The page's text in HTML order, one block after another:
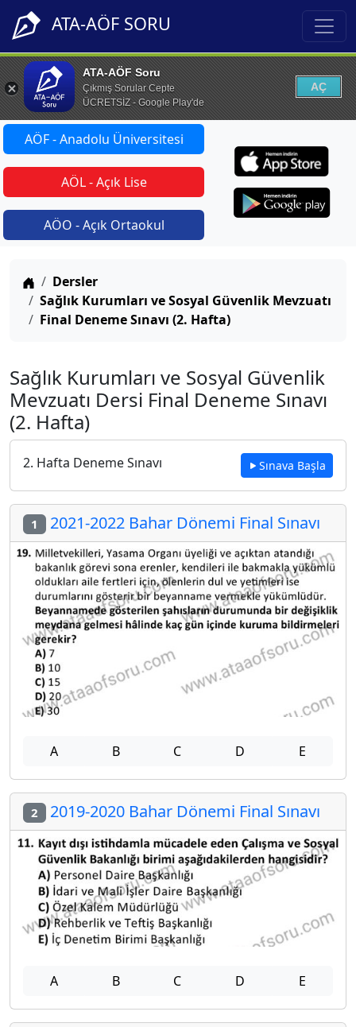
ATA-AÖF SORU
ATA-AÖF Soru
Çıkmış Sorular Cepte
ÜCRETSİZ - Google Play'de
AÇ
AÖF - Anadolu Üniversitesi
AÖL - Açık Lise
AÖO - Açık Ortaokul
Anasayfa
Dersler
Sağlık Kurumları ve Sosyal Güvenlik Mevzuatı
Final Deneme Sınavı (2. Hafta)
Sağlık Kurumları ve Sosyal Güvenlik
Mevzuatı Dersi Final Deneme Sınavı
(2. Hafta)
2. Hafta Deneme Sınavı Sınava Başla
1 2021-2022 Bahar Dönemi Final Sınavı
A B C D E
2 2019-2020 Bahar Dönemi Final Sınavı
A B C D E